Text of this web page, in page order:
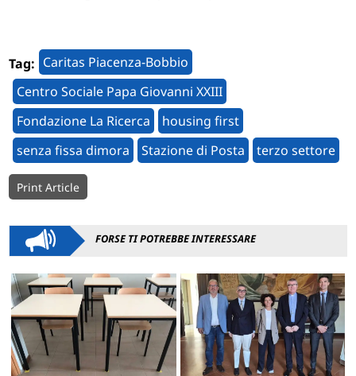
Tag: Caritas Piacenza-Bobbio
Centro Sociale Papa Giovanni XXIII
Fondazione La Ricerca
housing first
senza fissa dimora
Stazione di Posta terzo settore
Print Article
FORSE TI POTREBBE INTERESSARE